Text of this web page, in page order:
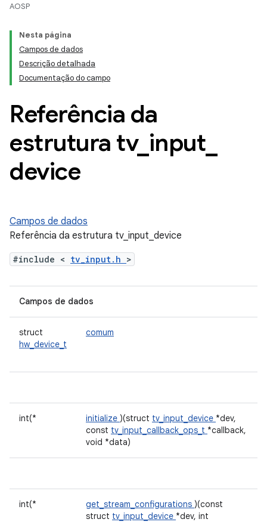
AOSP
Nesta página
Campos de dados
Descrição detalhada
Documentação do campo
Referência da
estrutura tv_ input
device
Campos de dados
Referência da estrutura tv_input_device
#include < tv_input.h >
Campos de dados
struct
hw_device_t
comum
int(* initialize )(struct tv_input_device *dev,
const tv_input_callback_ops_t *callback,
void *data)
int(* get_stream_configurations )(const
struct tv_input_device *dev, int